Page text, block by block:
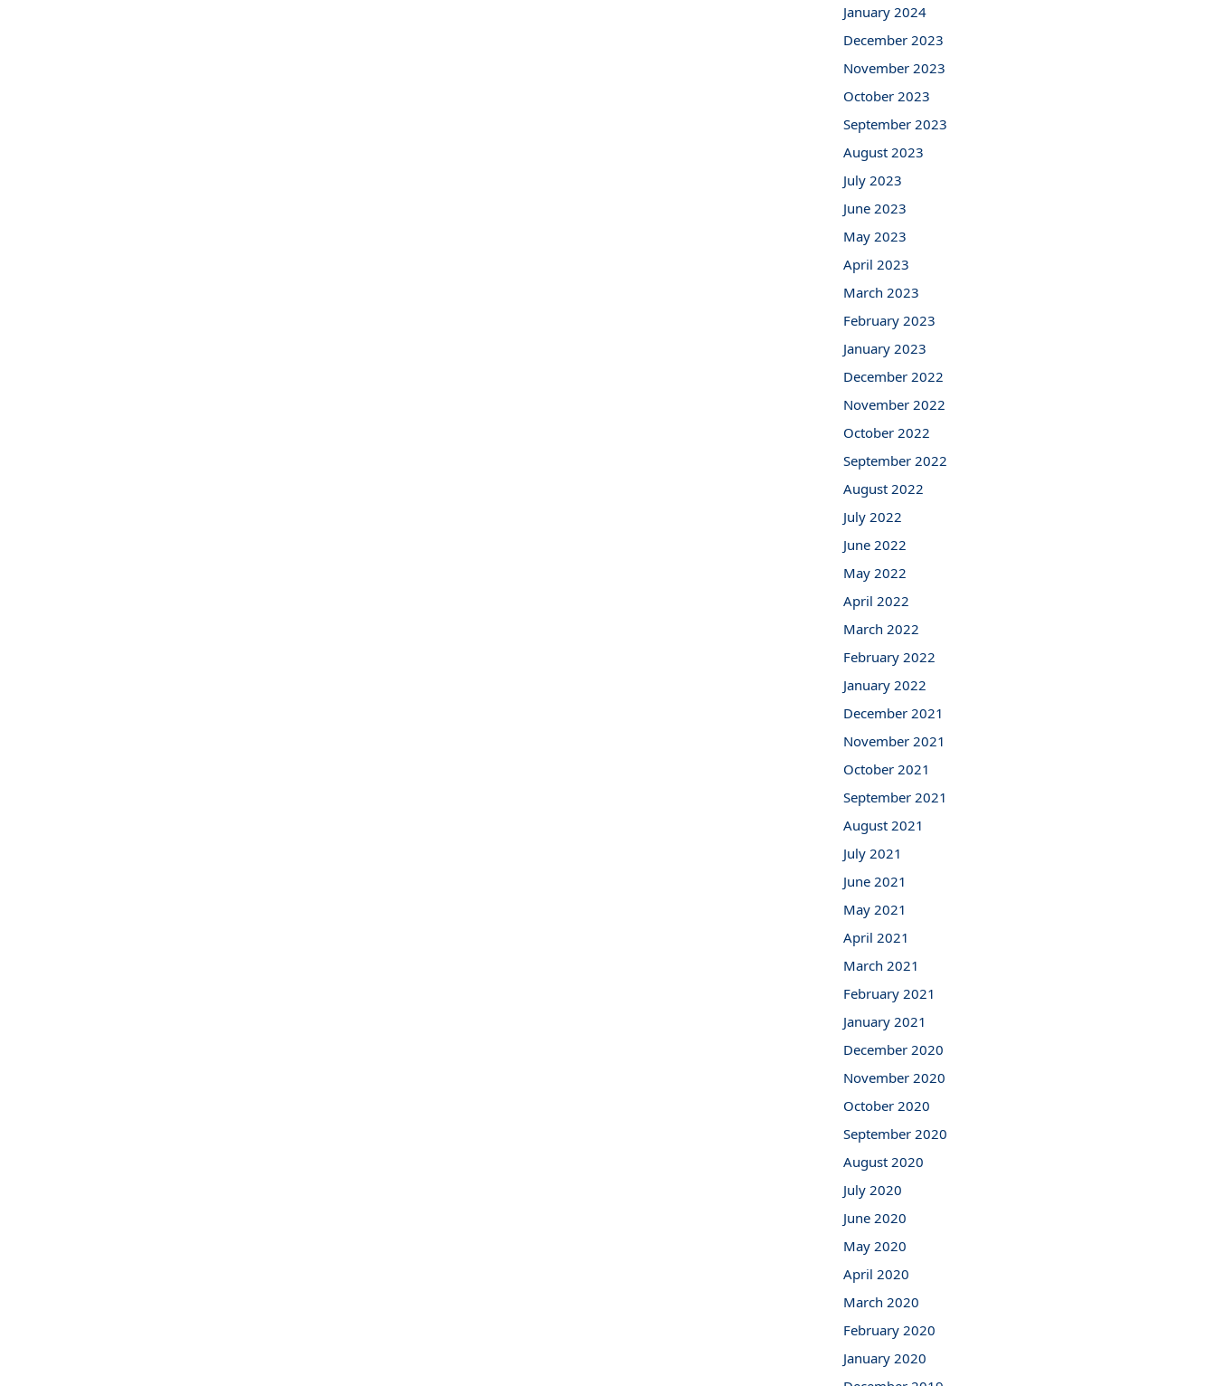
January 2024
December 2023
November 2023
October 2023
September 2023
August 2023
July 2023
June 2023
May 2023
April 2023
March 2023
February 2023
January 2023
December 2022
November 2022
October 2022
September 2022
August 2022
July 2022
June 2022
May 2022
April 2022
March 2022
February 2022
January 2022
December 2021
November 2021
October 2021
September 2021
August 2021
July 2021
June 2021
May 2021
April 2021
March 2021
February 2021
January 2021
December 2020
November 2020
October 2020
September 2020
August 2020
July 2020
June 2020
May 2020
April 2020
March 2020
February 2020
January 2020